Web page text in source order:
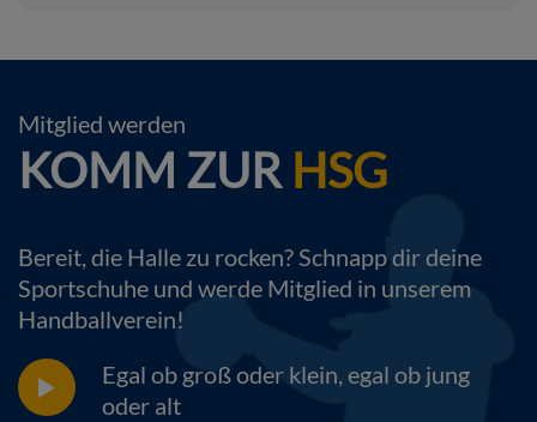
Mitglied werden
KOMM ZUR HSG
Bereit, die Halle zu rocken? Schnapp dir deine
Sportschuhe und werde Mitglied in unserem
Handballverein!
Egal ob groß oder klein, egal ob jung
oder alt